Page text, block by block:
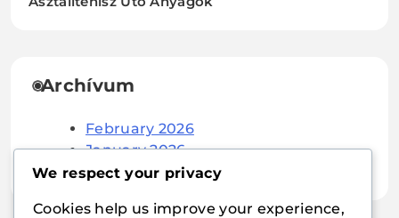
Archívum
February 2026
January 2026
We respect your privacy
Cookies help us improve your experience,